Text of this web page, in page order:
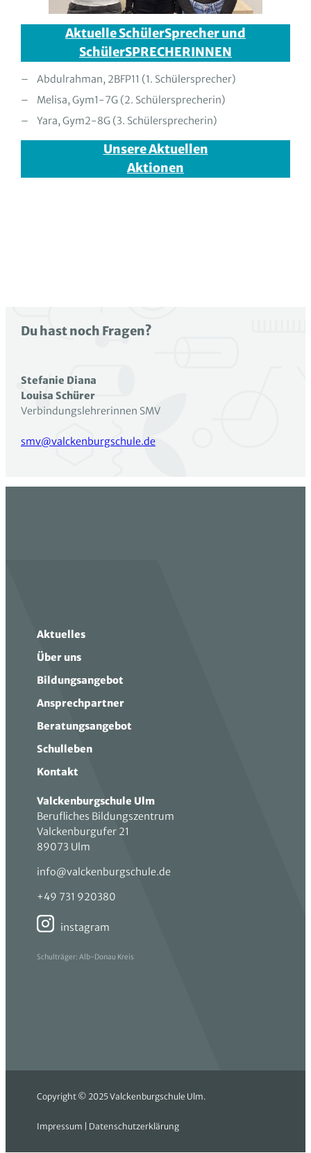
Aktuelle SchülerSprecher und
SchülerSPRECHERINNEN
Abdulrahman, 2BFP11 (1. Schülersprecher)
Melisa, Gym1-7G (2. Schülersprecherin)
Yara, Gym2-8G (3. Schülersprecherin)
Unsere Aktuellen
Aktionen
Du hast noch Fragen?
Stefanie Diana
Louisa Schürer
Verbindungslehrerinnen SMV
smv@valckenburgschule.de
Aktuelles
Über uns
Bildungsangebot
Ansprechpartner
Beratungsangebot
Schulleben
Kontakt
Valckenburgschule Ulm
Berufliches Bildungszentrum
Valckenburgufer 21
89073 Ulm
info@valckenburgschule.de
+49 731 920380
instagram
Schulträger: Alb-Donau Kreis
Copyright © 2025 Valckenburgschule Ulm.
Impressum Datenschutzerklärung